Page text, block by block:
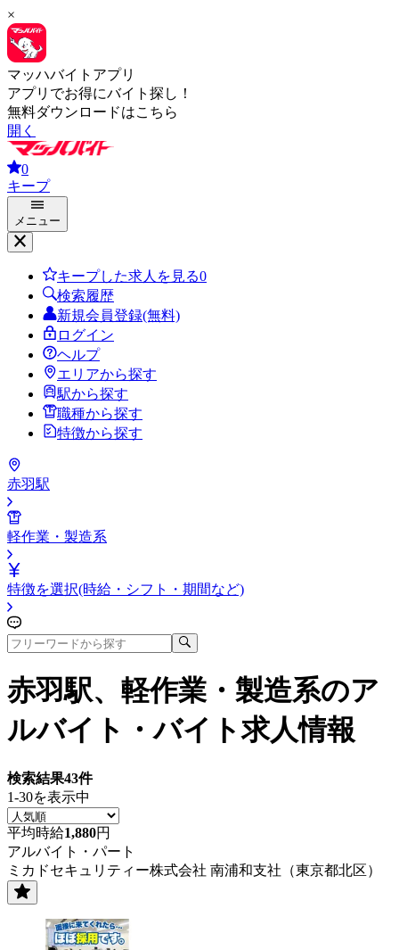
×
マッハバイトアプリ
アプリでお得にバイト探し！
無料ダウンロードはこちら
開く
0
キープ
メニュー
キープした求人を見る0
検索履歴
新規会員登録(無料)
ログイン
ヘルプ
エリアから探す
駅から探す
職種から探す
特徴から探す
赤羽駅
軽作業・製造系
特徴を選択(時給・シフト・期間など)
赤羽駅、軽作業・製造系のア
ルバイト・バイト求人情報
検索結果43件
1-30を表示中
平均時給1,880円
アルバイト・パート
ミカドセキュリティー株式会社 南浦和支社（東京都北区）